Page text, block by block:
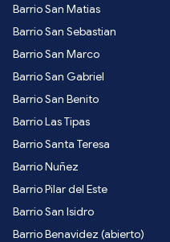
Barrio San Matias
Barrio San Sebastian
Barrio San Marco
Barrio San Gabriel
Barrio San Benito
Barrio Las Tipas
Barrio Santa Teresa
Barrio Nuñez
Barrio Pilar del Este
Barrio San Isidro
Barrio Benavidez (abierto)